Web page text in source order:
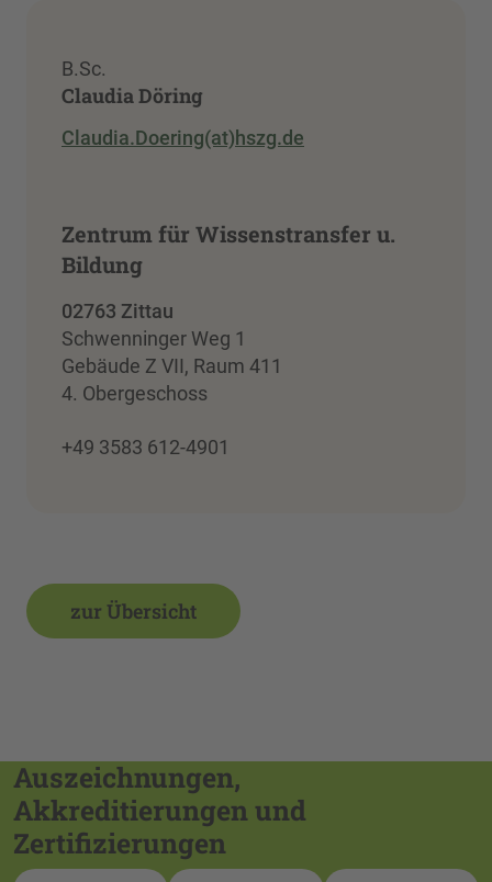
B.Sc.
Claudia Döring
Claudia.Doering(at)hszg.de
Zentrum für Wissenstransfer u.
Bildung
02763 Zittau
Schwenninger Weg 1
Gebäude Z VII, Raum 411
4. Obergeschoss
+49 3583 612-4901
zur Übersicht
Auszeichnungen,
Akkreditierungen und
Zertifizierungen